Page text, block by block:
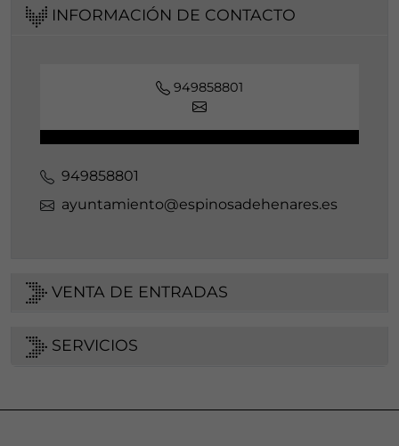
INFORMACIÓN DE CONTACTO
949858801
949858801
ayuntamiento@espinosadehenares.es
VENTA DE ENTRADAS
SERVICIOS